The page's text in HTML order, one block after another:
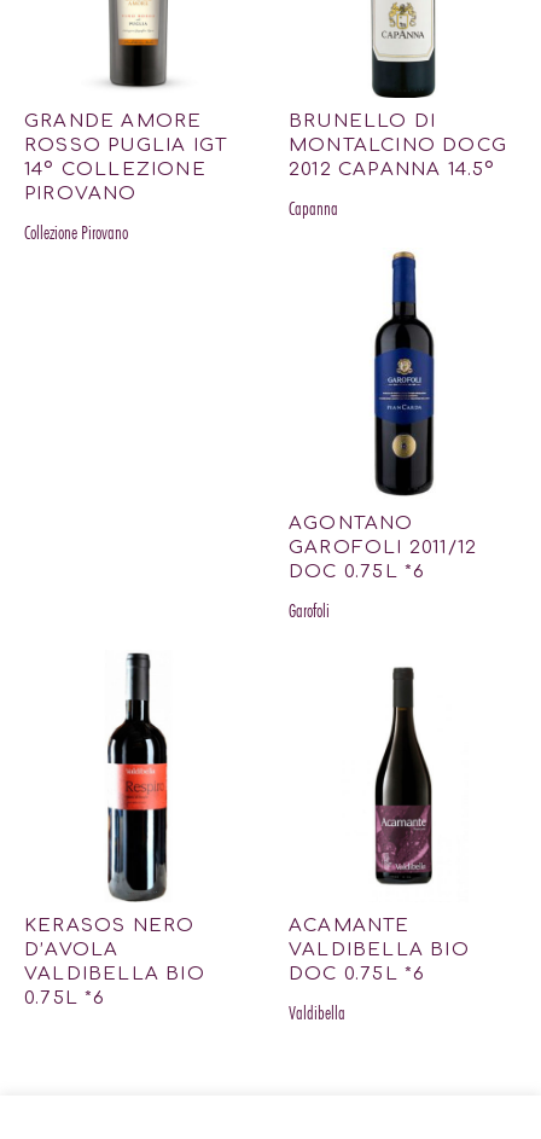
GRANDE AMORE
ROSSO PUGLIA IGT
14º COLLEZIONE
PIROVANO
Collezione Pirovano
BRUNELLO DI
MONTALCINO DOCG
2012 CAPANNA 14.5º
Capanna
AGONTANO
GAROFOLI 2011/12
DOC 0.75L *6
Garofoli
KERASOS NERO
D’AVOLA
VALDIBELLA BIO
0.75L *6
ACAMANTE
VALDIBELLA BIO
DOC 0.75L *6
Valdibella